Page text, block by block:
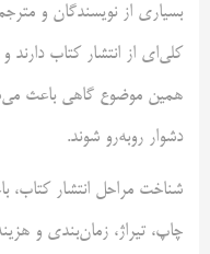
بسیاری از نویسندگان و
کلی‌ای از انتشار کتاب دارند
همین موضوع گاهی باعث
دشوار روبه‌رو شوند.
شناخت مراحل انتشار کتاب،
چاپ، تیراژ، زمان‌بندی و